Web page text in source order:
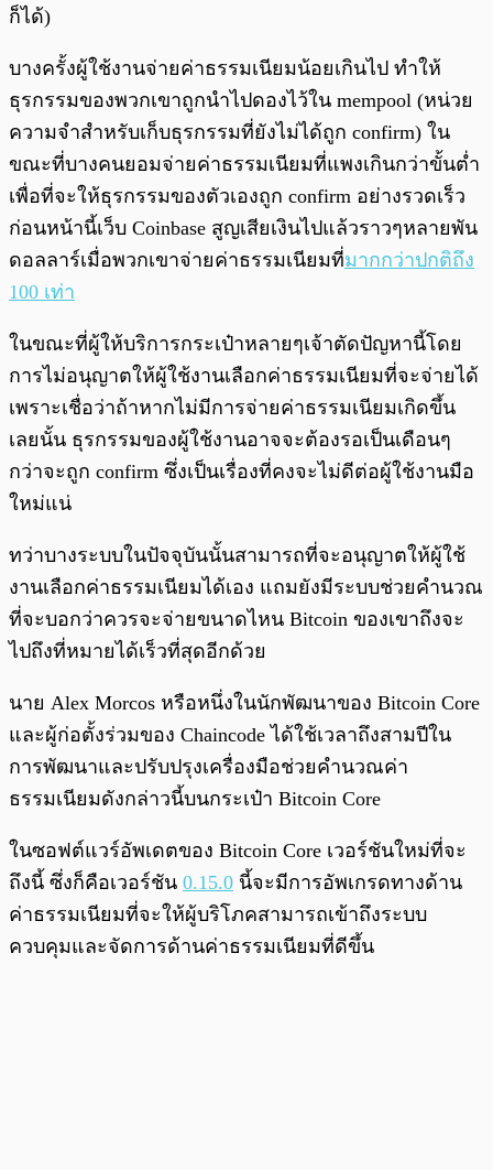
ก็ได้)
บางครั้งผู้ใช้งานจ่ายค่าธรรมเนียมน้อยเกินไป ทำให้
ธุรกรรมของพวกเขาถูกนำไปดองไว้ใน mempool (หน่วย
ความจำสำหรับเก็บธุรกรรมที่ยังไม่ได้ถูก confirm) ใน
ขณะที่บางคนยอมจ่ายค่าธรรมเนียมที่แพงเกินกว่าขั้นต่ำ
เพื่อที่จะให้ธุรกรรมของตัวเองถูก confirm อย่างรวดเร็ว
ก่อนหน้านี้เว็บ Coinbase สูญเสียเงินไปแล้วราวๆหลายพัน
ดอลลาร์เมื่อพวกเขาจ่ายค่าธรรมเนียมที่มากกว่าปกติถึง
100 เท่า
ในขณะที่ผู้ให้บริการกระเป๋าหลายๆเจ้าตัดปัญหานี้โดย
การไม่อนุญาตให้ผู้ใช้งานเลือกค่าธรรมเนียมที่จะจ่ายได้
เพราะเชื่อว่าถ้าหากไม่มีการจ่ายค่าธรรมเนียมเกิดขึ้น
เลยนั้น ธุรกรรมของผู้ใช้งานอาจจะต้องรอเป็นเดือนๆ
กว่าจะถูก confirm ซึ่งเป็นเรื่องที่คงจะไม่ดีต่อผู้ใช้งานมือ
ใหม่แน่
ทว่าบางระบบในปัจจุบันนั้นสามารถที่จะอนุญาตให้ผู้ใช้
งานเลือกค่าธรรมเนียมได้เอง แถมยังมีระบบช่วยคำนวณ
ที่จะบอกว่าควรจะจ่ายขนาดไหน Bitcoin ของเขาถึงจะ
ไปถึงที่หมายได้เร็วที่สุดอีกด้วย
นาย Alex Morcos หรือหนึ่งในนักพัฒนาของ Bitcoin Core
และผู้ก่อตั้งร่วมของ Chaincode ได้ใช้เวลาถึงสามปีใน
การพัฒนาและปรับปรุงเครื่องมือช่วยคำนวณค่า
ธรรมเนียมดังกล่าวนี้บนกระเป๋า Bitcoin Core
ในซอฟต์แวร์อัพเดตของ Bitcoin Core เวอร์ชันใหม่ที่จะ
ถึงนี้ ซึ่งก็คือเวอร์ชัน 0.15.0 นี้จะมีการอัพเกรดทางด้าน
ค่าธรรมเนียมที่จะให้ผู้บริโภคสามารถเข้าถึงระบบ
ควบคุมและจัดการด้านค่าธรรมเนียมที่ดีขึ้น